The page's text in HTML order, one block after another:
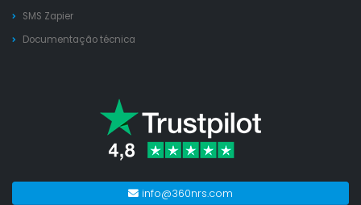
SMS Zapier
Documentação técnica
info@360nrs.com